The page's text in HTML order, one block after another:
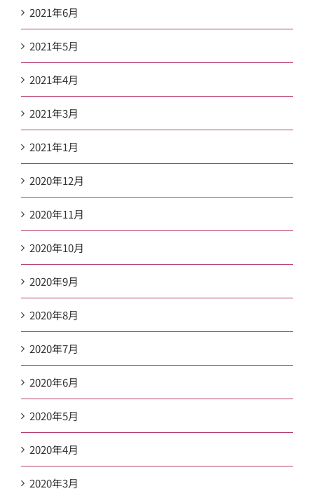
2021年6月
2021年5月
2021年4月
2021年3月
2021年1月
2020年12月
2020年11月
2020年10月
2020年9月
2020年8月
2020年7月
2020年6月
2020年5月
2020年4月
2020年3月